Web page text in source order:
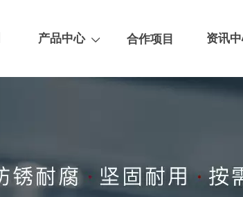
产品中心 资讯
合作项目